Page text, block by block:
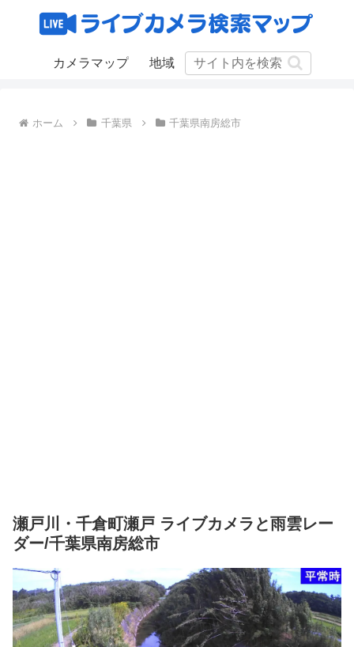
カメラマップ 地域
ホーム 千葉県 千葉県南房総市
瀬戸川・千倉町瀬戸 ライブカメラと雨雲レー
ダー/千葉県南房総市